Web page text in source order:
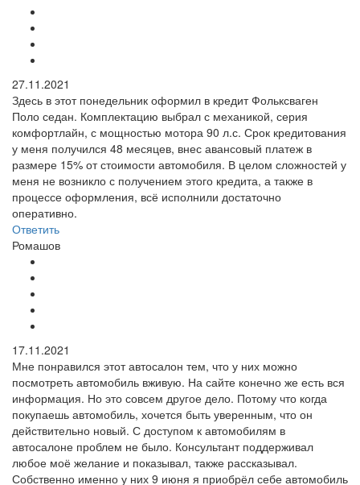
27.11.2021
Здесь в этот понедельник оформил в кредит Фольксваген
Поло седан. Комплектацию выбрал с механикой, серия
комфортлайн, с мощностью мотора 90 л.с. Срок кредитования
у меня получился 48 месяцев, внес авансовый платеж в
размере 15% от стоимости автомобиля. В целом сложностей у
меня не возникло с получением этого кредита, а также в
процессе оформления, всё исполнили достаточно
оперативно.
Ответить
Ромашов
17.11.2021
Мне понравился этот автосалон тем, что у них можно
посмотреть автомобиль вживую. На сайте конечно же есть вся
информация. Но это совсем другое дело. Потому что когда
покупаешь автомобиль, хочется быть уверенным, что он
действительно новый. С доступом к автомобилям в
автосалоне проблем не было. Консультант поддерживал
любое моё желание и показывал, также рассказывал.
Собственно именно у них 9 июня я приобрёл себе автомобиль